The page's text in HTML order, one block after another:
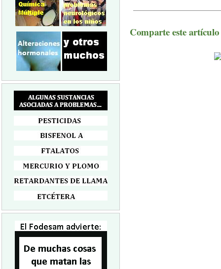
Comparte este artículo